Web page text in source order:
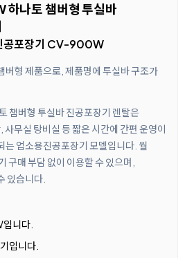
나토 챔버형 투실바
공포장기 CV-900W
버형 제품으로, 제품명에 투실바 구조가
버형 투실바 진공포장기 렌탈은
무실 탕비실 등 짧은 시간에 간편 운영이
는 업소용진공포장기 모델입니다. 월
구매 부담 없이 이용할 수 있으며,
있습니다.
니다.
입니다.